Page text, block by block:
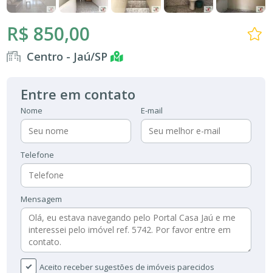
R$ 850,00
Centro - Jaú/SP
Entre em contato
Nome E-mail
Telefone
Mensagem
Aceito receber sugestões de imóveis parecidos